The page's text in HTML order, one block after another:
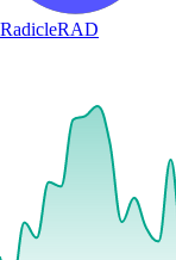
RadicleRAD